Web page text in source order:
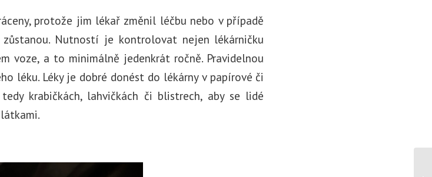
protože jim lékař změnil léčbu nebo v případě
Nutností je kontrolovat nejen lékárničku
voze, a to minimálně jedenkrát ročně. Pravidelnou
léku. Léky je dobré donést do lékárny v papírové či
krabičkách, lahvičkách či blistrech, aby se lidé